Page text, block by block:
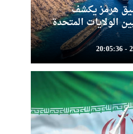
هرمز يكشف
الولايات المتحدة